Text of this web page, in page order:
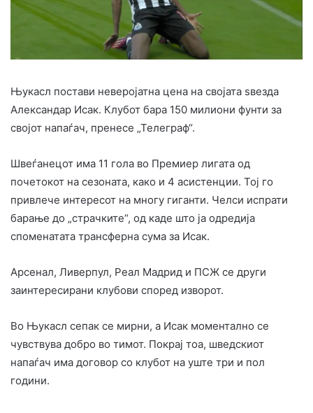
Њукасл постави неверојатна цена на својата ѕвезда
Александар Исак. Клубот бара 150 милиони фунти за
својот напаѓач, пренесе „Телеграф“.
Швеѓанецот има 11 гола во Премиер лигата од
почетокот на сезоната, како и 4 асистенции. Тој го
привлече интересот на многу гиганти. Челси испрати
барање до „страчките“, од каде што ја одредија
споменатата трансферна сума за Исак.
Арсенал, Ливерпул, Реал Мадрид и ПСЖ се други
заинтересирани клубови според изворот.
Во Њукасл сепак се мирни, а Исак моментално се
чувствува добро во тимот. Покрај тоа, шведскиот
напаѓач има договор со клубот на уште три и пол
години.